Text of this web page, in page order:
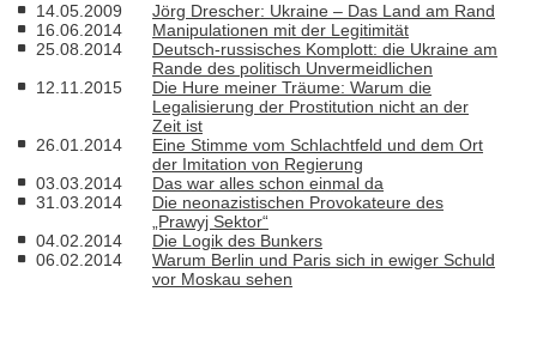
14.05.2009
Jörg Drescher: Ukraine – Das Land am Rand
16.06.2014
Manipulationen mit der Legitimität
25.08.2014
Deutsch-russisches Komplott: die Ukraine am
Rande des politisch Unvermeidlichen
12.11.2015
Die Hure meiner Träume: Warum die
Legalisierung der Prostitution nicht an der
Zeit ist
26.01.2014
Eine Stimme vom Schlachtfeld und dem Ort
der Imitation von Regierung
03.03.2014
Das war alles schon einmal da
31.03.2014
Die neonazistischen Provokateure des
„Prawyj Sektor“
04.02.2014
Die Logik des Bunkers
06.02.2014
Warum Berlin und Paris sich in ewiger Schuld
vor Moskau sehen